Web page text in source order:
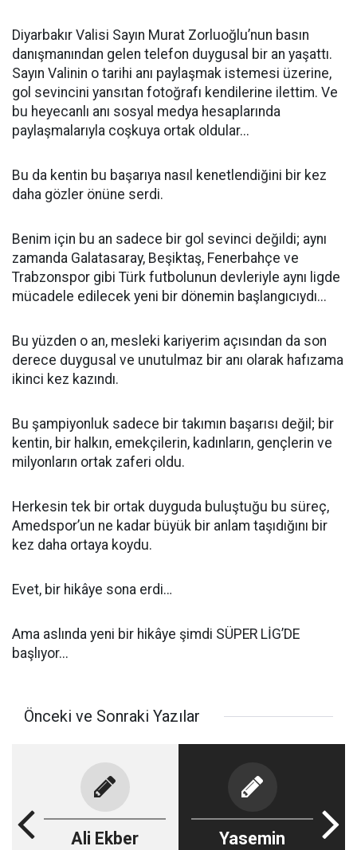
Diyarbakır Valisi Sayın Murat Zorluoğlu’nun basın
danışmanından gelen telefon duygusal bir an yaşattı.
Sayın Valinin o tarihi anı paylaşmak istemesi üzerine,
gol sevincini yansıtan fotoğrafı kendilerine ilettim. Ve
bu heyecanlı anı sosyal medya hesaplarında
paylaşmalarıyla coşkuya ortak oldular...
Bu da kentin bu başarıya nasıl kenetlendiğini bir kez
daha gözler önüne serdi.
Benim için bu an sadece bir gol sevinci değildi; aynı
zamanda Galatasaray, Beşiktaş, Fenerbahçe ve
Trabzonspor gibi Türk futbolunun devleriyle aynı ligde
mücadele edilecek yeni bir dönemin başlangıcıydı...
Bu yüzden o an, mesleki kariyerim açısından da son
derece duygusal ve unutulmaz bir anı olarak hafızama
ikinci kez kazındı.
Bu şampiyonluk sadece bir takımın başarısı değil; bir
kentin, bir halkın, emekçilerin, kadınların, gençlerin ve
milyonların ortak zaferi oldu.
Herkesin tek bir ortak duyguda buluştuğu bu süreç,
Amedspor’un ne kadar büyük bir anlam taşıdığını bir
kez daha ortaya koydu.
Evet, bir hikâye sona erdi…
Ama aslında yeni bir hikâye şimdi SÜPER LİG’DE
başlıyor...
Önceki ve Sonraki Yazılar
Ali Ekber Yasemin